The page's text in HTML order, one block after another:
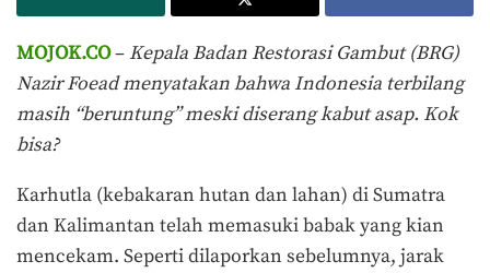
MOJOK.CO– Kepala Badan Restorasi Gambut (BRG)
Nazir Foead menyatakan bahwa Indonesia terbilang
masih “beruntung” meski diserang kabut asap. Kok
bisa?
Karhutla (kebakaran hutan dan lahan) di Sumatra
dan Kalimantan telah memasuki babak yang kian
mencekam. Seperti dilaporkan sebelumnya, jarak